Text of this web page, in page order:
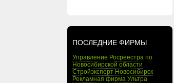
ПОСЛЕДНИЕ ФИРМЫ
Управление Росреестра по
Новосибирской области
Стройэксперт Новосибирск
Рекламная фирма Ультра